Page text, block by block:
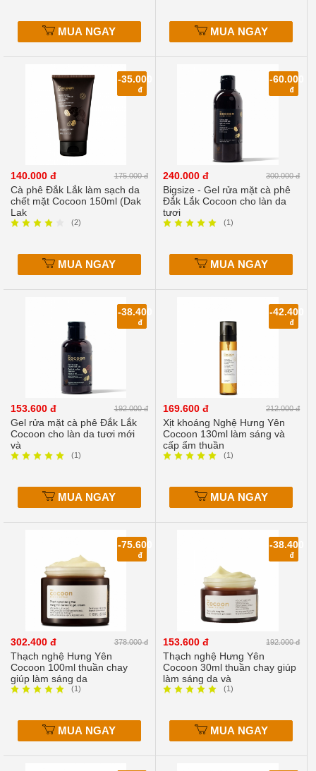
MUA NGAY MUA NGAY
140.000 đ 175.000 đ
Cà phê Đắk Lắk làm sạch da
chết mặt Cocoon 150ml (Dak
Lak
-35.000
đ
(2)
MUA NGAY
240.000 đ 300.000 đ
Bigsize - Gel rửa mặt cà phê
Đắk Lắk Cocoon cho làn da
tươi
-60.000
đ
(1)
MUA NGAY
153.600 đ 192.000 đ
Gel rửa mặt cà phê Đắk Lắk
Cocoon cho làn da tươi mới
và
-38.400
đ
(1)
MUA NGAY
169.600 đ 212.000 đ
Xịt khoáng Nghệ Hưng Yên
Cocoon 130ml làm sáng và
cấp ẩm thuần
-42.400
đ
(1)
MUA NGAY
302.400 đ 378.000 đ
Thạch nghệ Hưng Yên
Cocoon 100ml thuần chay
giúp làm sáng da
-75.600
đ
(1)
MUA NGAY
153.600 đ 192.000 đ
Thạch nghệ Hưng Yên
Cocoon 30ml thuần chay giúp
làm sáng da và
-38.400
đ
(1)
MUA NGAY